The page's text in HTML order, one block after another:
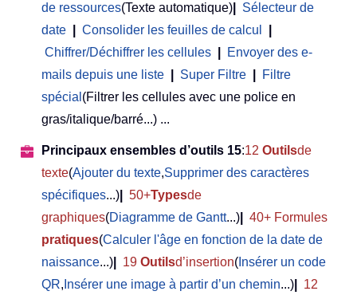
de ressources(Texte automatique)
Sélecteur de
date
Consolider les feuilles de calcul
Chiffrer/Déchiffrer les cellules
Envoyer des e-
mails depuis une liste
Super Filtre
Filtre
spécial (Filtrer les cellules avec une police en
gras/italique/barré...) ...
Principaux ensembles d’outils 15:12 Outilsde
texte(Ajouter du texte,Supprimer des caractères
spécifiques...) 50+Typesde
graphiques(Diagramme de Gantt...)
40+ Formules
pratiques(Calculer l'âge en fonction de la date de
naissance...) 19 Outilsd’insertion( Insérer un code
QR, Insérer une image à partir d’un chemin...)
12